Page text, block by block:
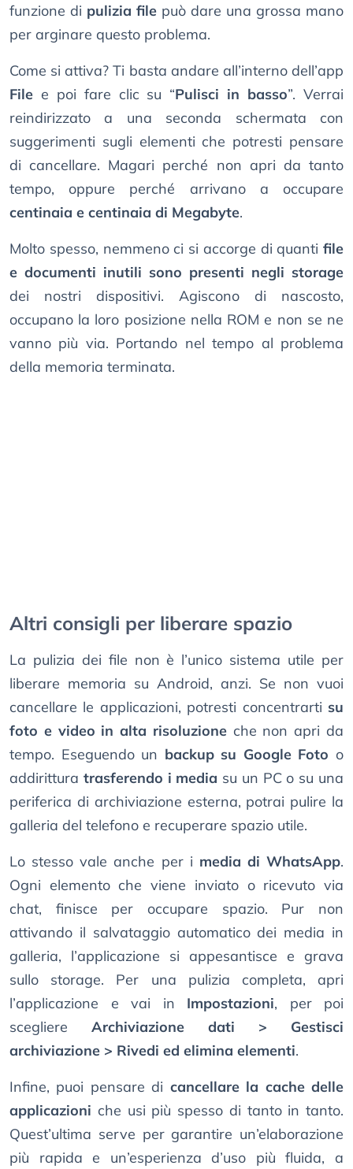
funzione di pulizia file può dare una grossa mano
per arginare questo problema.
Come si attiva? Ti basta andare all’interno dell’app
File e poi fare clic su “Pulisci in basso”. Verrai
reindirizzato a una seconda schermata con
suggerimenti sugli elementi che potresti pensare
di cancellare. Magari perché non apri da tanto
tempo, oppure perché arrivano a occupare
centinaia e centinaia di Megabyte.
Molto spesso, nemmeno ci si accorge di quanti file
e documenti inutili sono presenti negli storage
dei nostri dispositivi. Agiscono di nascosto,
occupano la loro posizione nella ROM e non se ne
vanno più via. Portando nel tempo al problema
della memoria terminata.
Altri consigli per liberare spazio
La pulizia dei file non è l’unico sistema utile per
liberare memoria su Android, anzi. Se non vuoi
cancellare le applicazioni, potresti concentrarti su
foto e video in alta risoluzioneche non apri da
tempo. Eseguendo un backup su Google Foto o
addirittura trasferendo i media su un PC o su una
periferica di archiviazione esterna, potrai pulire la
galleria del telefono e recuperare spazio utile.
Lo stesso vale anche per i media di WhatsApp.
Ogni elemento che viene inviato o ricevuto via
chat, finisce per occupare spazio. Pur non
attivando il salvataggio automatico dei media in
galleria, l’applicazione si appesantisce e grava
sullo storage. Per una pulizia completa, apri
l’applicazione e vai in Impostazioni, per poi
scegliere Archiviazione dati > Gestisci
archiviazione > Rivedi ed elimina elementi.
Infine, puoi pensare di cancellare la cache delle
applicazioni che usi più spesso di tanto in tanto.
Quest’ultima serve per garantire un’elaborazione
più rapida e un’esperienza d’uso più fluida, a